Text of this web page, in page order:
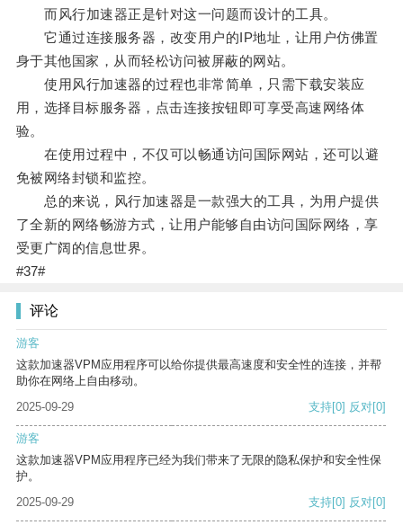
而风行加速器正是针对这一问题而设计的工具。
它通过连接服务器，改变用户的IP地址，让用户仿佛置
身于其他国家，从而轻松访问被屏蔽的网站。
使用风行加速器的过程也非常简单，只需下载安装应
用，选择目标服务器，点击连接按钮即可享受高速网络体
验。
在使用过程中，不仅可以畅通访问国际网站，还可以避
免被网络封锁和监控。
总的来说，风行加速器是一款强大的工具，为用户提供
了全新的网络畅游方式，让用户能够自由访问国际网络，享
受更广阔的信息世界。
#37#
评论
游客
这款加速器VPM应用程序可以给你提供最高速度和安全性的连接，并帮
助你在网络上自由移动。
2025-09-29
支持[0] 反对[0]
游客
这款加速器VPM应用程序已经为我们带来了无限的隐私保护和安全性保
护。
2025-09-29
支持[0] 反对[0]